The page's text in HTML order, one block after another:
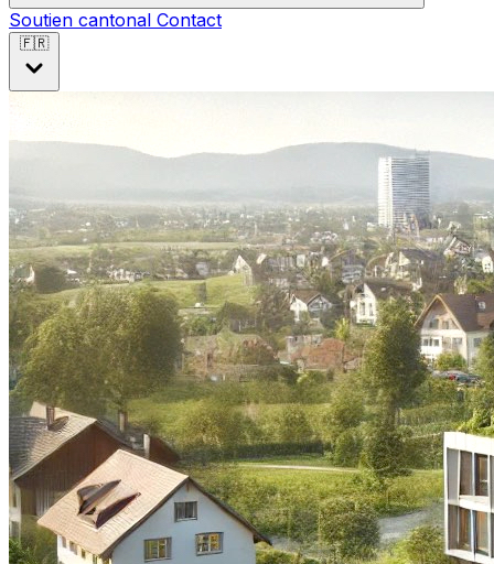
Soutien cantonal Contact
🇫🇷